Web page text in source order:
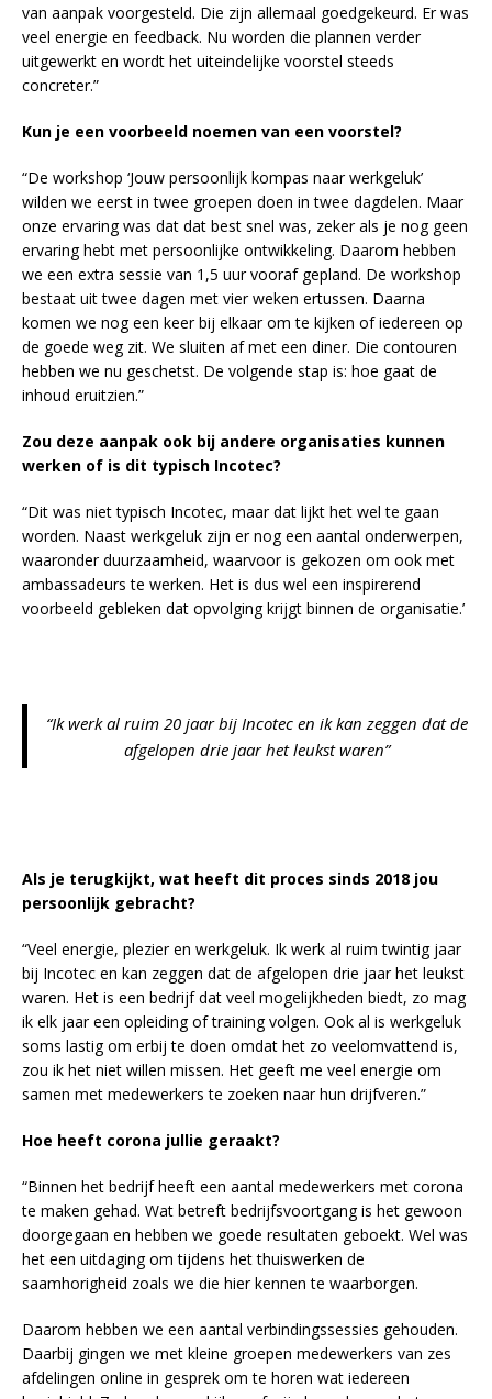
van aanpak voorgesteld. Die zijn allemaal goedgekeurd. Er was
veel energie en feedback. Nu worden die plannen verder
uitgewerkt en wordt het uiteindelijke voorstel steeds
concreter.”
Kun je een voorbeeld noemen van een voorstel?
“De workshop ‘Jouw persoonlijk kompas naar werkgeluk’
wilden we eerst in twee groepen doen in twee dagdelen. Maar
onze ervaring was dat dat best snel was, zeker als je nog geen
ervaring hebt met persoonlijke ontwikkeling. Daarom hebben
we een extra sessie van 1,5 uur vooraf gepland. De workshop
bestaat uit twee dagen met vier weken ertussen. Daarna
komen we nog een keer bij elkaar om te kijken of iedereen op
de goede weg zit. We sluiten af met een diner. Die contouren
hebben we nu geschetst. De volgende stap is: hoe gaat de
inhoud eruitzien.”
Zou deze aanpak ook bij andere organisaties kunnen
werken of is dit typisch Incotec?
“Dit was niet typisch Incotec, maar dat lijkt het wel te gaan
worden. Naast werkgeluk zijn er nog een aantal onderwerpen,
waaronder duurzaamheid, waarvoor is gekozen om ook met
ambassadeurs te werken. Het is dus wel een inspirerend
voorbeeld gebleken dat opvolging krijgt binnen de organisatie.’
“Ik werk al ruim 20 jaar bij Incotec en ik kan zeggen dat de
afgelopen drie jaar het leukst waren”
Als je terugkijkt, wat heeft dit proces sinds 2018 jou
persoonlijk gebracht?
“Veel energie, plezier en werkgeluk. Ik werk al ruim twintig jaar
bij Incotec en kan zeggen dat de afgelopen drie jaar het leukst
waren. Het is een bedrijf dat veel mogelijkheden biedt, zo mag
ik elk jaar een opleiding of training volgen. Ook al is werkgeluk
soms lastig om erbij te doen omdat het zo veelomvattend is,
zou ik het niet willen missen. Het geeft me veel energie om
samen met medewerkers te zoeken naar hun drijfveren.”
Hoe heeft corona jullie geraakt?
“Binnen het bedrijf heeft een aantal medewerkers met corona
te maken gehad. Wat betreft bedrijfsvoortgang is het gewoon
doorgegaan en hebben we goede resultaten geboekt. Wel was
het een uitdaging om tijdens het thuiswerken de
saamhorigheid zoals we die hier kennen te waarborgen.
Daarom hebben we een aantal verbindingssessies gehouden.
Daarbij gingen we met kleine groepen medewerkers van zes
afdelingen online in gesprek om te horen wat iedereen